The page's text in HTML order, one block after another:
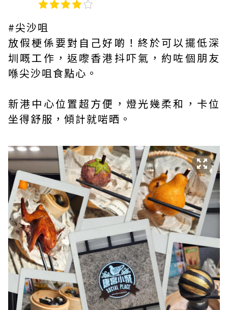
#尖沙咀
放假梗係要對自己好啲！終於可以擺低深
圳嘅工作，返嚟香港抖吓氣，約咗個朋友
喺尖沙咀食點心。
新港中心位置超方便，燈光幾柔和，卡位
坐得舒服，傾計就啱晒。